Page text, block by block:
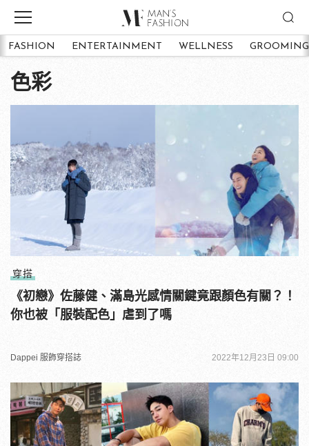
FASHION ENTERTAINMENT WELLNESS GROOMING
色彩
穿搭
《初戀》佐藤健、滿島光感情關鍵竟跟顏色有關？！
你也被「服裝配色」虐到了嗎
Dappei 服飾穿搭誌 2022年12月23日 09:00